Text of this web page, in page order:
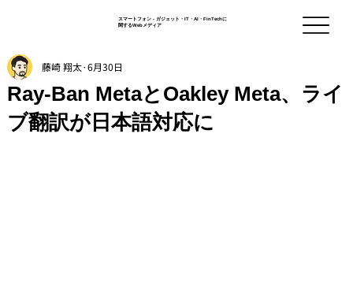
スマートフォン - ガジェット・IT・AI・FinTechに
関するWebメディア
Ray-Ban MetaとOakley Meta、ライ
ブ翻訳が日本語対応に
藤崎 翔太 6月30日